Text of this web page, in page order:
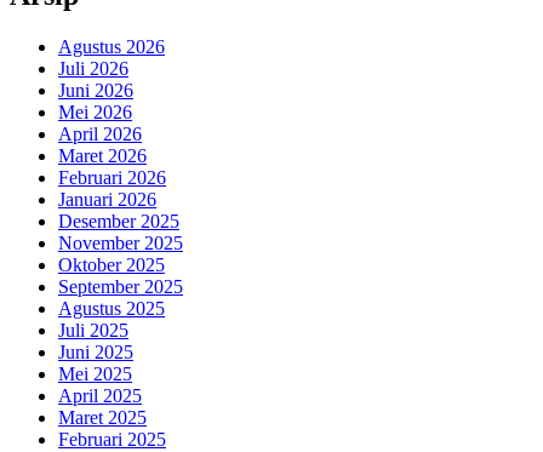
Agustus 2026
Juli 2026
Juni 2026
Mei 2026
April 2026
Maret 2026
Februari 2026
Januari 2026
Desember 2025
November 2025
Oktober 2025
September 2025
Agustus 2025
Juli 2025
Juni 2025
Mei 2025
April 2025
Maret 2025
Februari 2025